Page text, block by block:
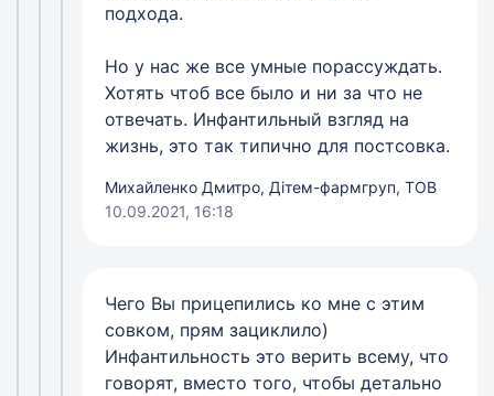
подхода.
Но у нас же все умные порассуждать.
Хотять чтоб все было и ни за что не
отвечать. Инфантильный взгляд на
жизнь, это так типично для постсовка.
Михайленко Дмитро, Дітем-фармгруп, ТОВ
10.09.2021, 16:18
Чего Вы прицепились ко мне с этим
совком, прям зациклило)
Инфантильность это верить всему, что
говорят, вместо того, чтобы детально